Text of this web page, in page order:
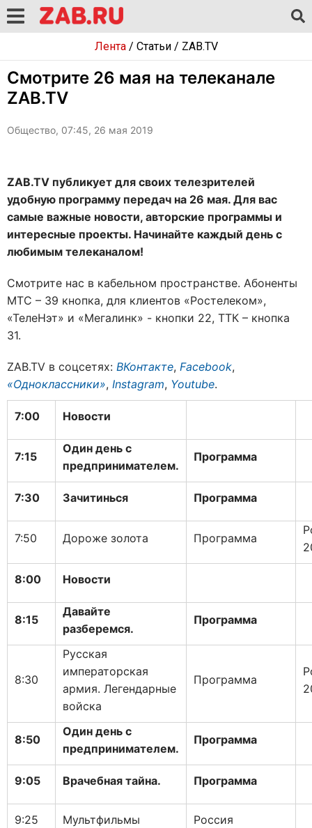
Лента/ Статьи/ ZAB.TV
Смотрите 26 мая на телеканале
ZAB.TV
Общество, 07:45, 26 мая 2019
ZAB.TV публикует для своих телезрителей
удобную программу передач на 26 мая. Для вас
самые важные новости, авторские программы и
интересные проекты. Начинайте каждый день с
любимым телеканалом!
Смотрите нас в кабельном пространстве. Абоненты
МТС – 39 кнопка, для клиентов «Ростелеком»,
«ТелеНэт» и «Мегалинк» - кнопки 22, ТТК – кнопка
31.
ZAB.TV в соцсетях: ВКонтакте, Facebook,
«Одноклассники», Instagram, Youtube.
7:00 Новости
7:15
Один день с
предпринимателем.
Программа
7:30 Зачитинься Программа
7:50 Дороже золота Программа
8:00 Новости
8:15
Давайте
разберемся.
Программа
8:30
Русская
императорская
армия. Легендарные
войска
Программа
8:50
Один день с
предпринимателем.
Программа
9:05 Врачебная тайна. Программа
9:25 Мультфильмы Россия